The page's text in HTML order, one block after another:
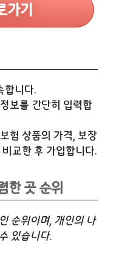
가기
합니다.
보를 간단히 입력합
험 상품의 가격, 보장
교한 후 가입합니다.
한 곳 순위
순위이며, 개인의 나
있습니다.